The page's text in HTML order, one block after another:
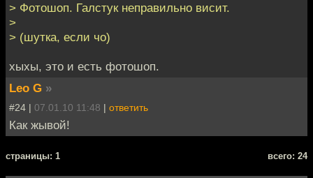
> Фотошоп. Галстук неправильно висит.
>
> (шутка, если чо)
хыхы, это и есть фотошоп.
Leo G »
#24 | 07.01.10 11:48 | ответить
Как жывой!
cтраницы: 1 всего: 24